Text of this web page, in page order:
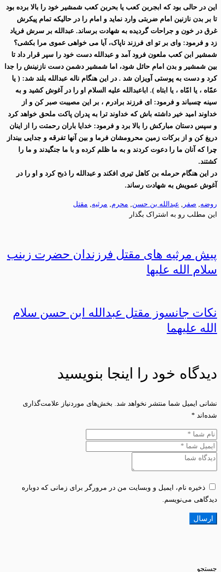
این در حالی بود که ابجربن کعب یا بحربن کعب شمشیر خود را بالا برده بود
تا بر بدن نازنین امام ضربتی وارد نماید و امام را در حالیکه تمام پیکرش
غرق در خون و جراحات گردیده به شهادت برساند. عبدالله بر سرش فریاد
زد و فرمود: وای بر تو ای فرزند ناپاک، آیا می خواهی عموی مرا بکشی؟
شمشیر ابن کعب ملعون فرود آمد و عبدالله دست خود را سپر قرار داد تا
بین شمشیر و بدن امام حائل شود، اما شمشیر دشمن دست نازنینش را جدا
کرد و دست به پوستی آویزان شد . در این هنگام ناله عبدالله بلند شد: ( یا
عمّاه ، یا امّاه ، یا ابتاه ). اباعبدالله علیه السلام او را در آغوش کشید و به
سینه چسباند و فرمود: ای فرزند برادرم ، بر این مصیبت صبر کن و از
خداوند امید خیر داشته باش که خداوند ترا به پدران پاکت ملحق خواهد کرد
و سپس دستان مبارکش را بالا برد و فرمود: خدایا باران رحمتت را از اینان
دریغ کن و از برکات زمین محرومشان فرما و بین آنها تفرقه و جدایی بینداز
چرا که آنان ما را دعوت کردند و به ما ظلم کرده و با ما جنگیدند و ما را
کشتند.
در این هنگام حرمله بن کاهل تیری افکند و عبدالله را ذبح کرد و او را در
آغوش عمویش به شهادت رساند.
روضه, صفر , عبدالله بن حسن, محرم, مرثیه, مقتل
این مطلب رو به اشتراک بگذار
پیش مرثیه های مقتل فرزندان حضرت زینب
سلام الله علیها
نکات جانسوز مقتل عبدالله ابن حسن سلام
الله علیهما
دیدگاه خود را اینجا بنویسید
نشانی ایمیل شما منتشر نخواهد شد.
بخش‌های موردنیاز علامت‌گذاری
شده‌اند *
ذخیره نام، ایمیل و وبسایت من در مرورگر برای زمانی که دوباره
دیدگاهی می‌نویسم.
جستجو